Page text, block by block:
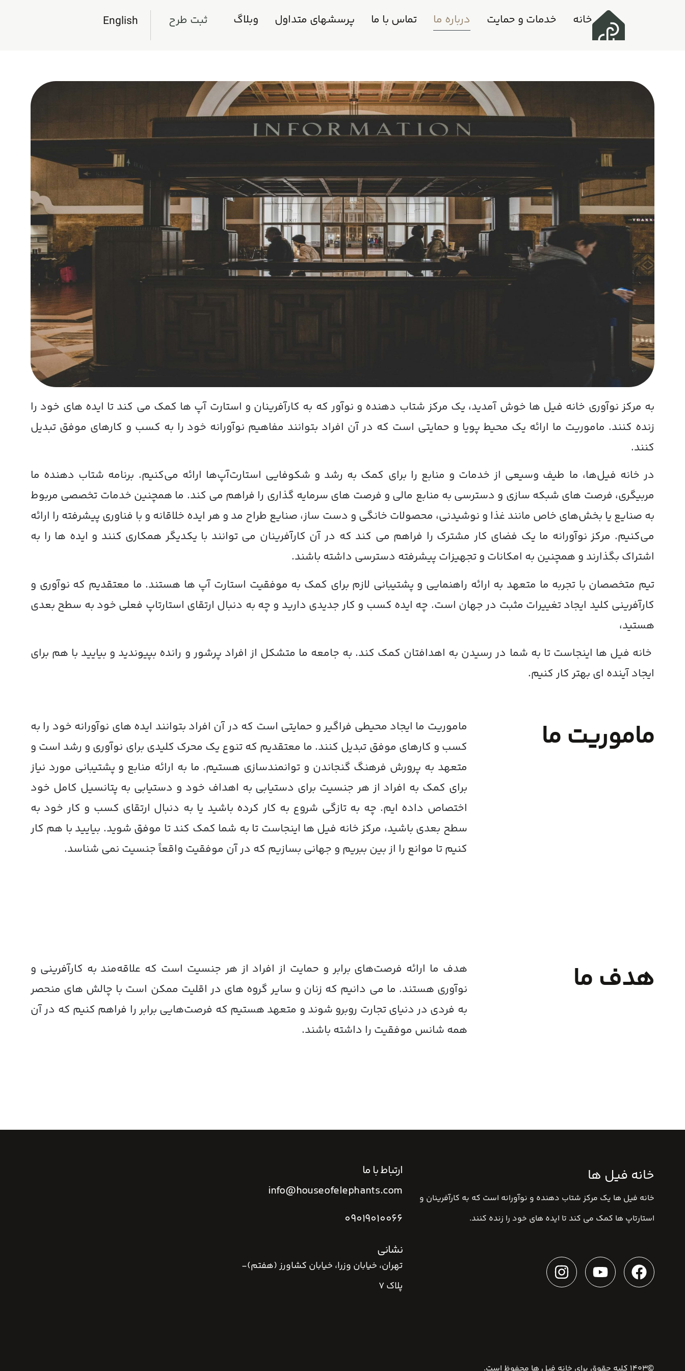
خانه خدمات و حمایت درباره ما تماس با ما پرسشهای متداول وبلاگ ثبت طرح English
به مرکز نوآوری خانه فیل ها خوش آمدید، یک مرکز شتاب دهنده و نوآور که به کارآفرینان و استارت آپ ها کمک می کند تا ایده های خود را
زنده کنند. ماموریت ما ارائه یک محیط پویا و حمایتی است که در آن افراد بتوانند مفاهیم نوآورانه خود را به کسب و کارهای موفق تبدیل
کنند.
در خانه فیل‌ها، ما طیف وسیعی از خدمات و منابع را برای کمک به رشد و شکوفایی استارت‌آپ‌ها ارائه می‌کنیم. برنامه شتاب دهنده ما
مربیگری، فرصت های شبکه سازی و دسترسی به منابع مالی و فرصت های سرمایه گذاری را فراهم می کند. ما همچنین خدمات تخصصی مربوط
به صنایع یا بخش‌های خاص مانند غذا و نوشیدنی، محصولات خانگی و دست ساز، صنایع طراح مد و هر ایده خلاقانه و با فناوری پیشرفته را ارائه
می‌کنیم. مرکز نوآورانه ما یک فضای کار مشترک را فراهم می کند که در آن کارآفرینان می توانند با یکدیگر همکاری کنند و ایده ها را به
اشتراک بگذارند و همچنین به امکانات و تجهیزات پیشرفته دسترسی داشته باشند.
تیم متخصصان با تجربه ما متعهد به ارائه راهنمایی و پشتیبانی لازم برای کمک به موفقیت استارت آپ ها هستند. ما معتقدیم که نوآوری و
کارآفرینی کلید ایجاد تغییرات مثبت در جهان است. چه ایده کسب و کار جدیدی دارید و چه به دنبال ارتقای استارتاپ فعلی خود به سطح بعدی
هستید،
خانه فیل ها اینجاست تا به شما در رسیدن به اهدافتان کمک کند. به جامعه ما متشکل از افراد پرشور و رانده بپیوندید و بیایید با هم برای
ایجاد آینده ای بهتر کار کنیم.
ماموریت ما
ماموریت ما ایجاد محیطی فراگیر و حمایتی است که در آن افراد بتوانند ایده های نوآورانه خود را به
کسب و کارهای موفق تبدیل کنند. ما معتقدیم که تنوع یک محرک کلیدی برای نوآوری و رشد است و
متعهد به پرورش فرهنگ گنجاندن و توانمندسازی هستیم. ما به ارائه منابع و پشتیبانی مورد نیاز
برای کمک به افراد از هر جنسیت برای دستیابی به اهداف خود و دستیابی به پتانسیل کامل خود
اختصاص داده ایم. چه به تازگی شروع به کار کرده باشید یا به دنبال ارتقای کسب و کار خود به
سطح بعدی باشید، مرکز خانه فیل ها اینجاست تا به شما کمک کند تا موفق شوید. بیایید با هم کار
کنیم تا موانع را از بین ببریم و جهانی بسازیم که در آن موفقیت واقعاً جنسیت نمی شناسد.
هدف ما
هدف ما ارائه فرصت‌های برابر و حمایت از افراد از هر جنسیت است که علاقه‌مند به کارآفرینی و
نوآوری هستند. ما می دانیم که زنان و سایر گروه های در اقلیت ممکن است با چالش های منحصر
به فردی در دنیای تجارت روبرو شوند و متعهد هستیم که فرصت‌هایی برابر را فراهم کنیم که در آن
همه شانس موفقیت را داشته باشند.
خانه فیل ها
خانه فیل ها یک مرکز شتاب دهنده و نوآورانه است که به کارآفرینان و
استارتاپ ها کمک می کند تا ایده های خود را زنده کنند.
ارتباط با ما
info@houseofelephants.com
09019010066
نشانی
تهران، خیابان وزرا، خیابان کشاورز (هفتم)-
پلاک 7